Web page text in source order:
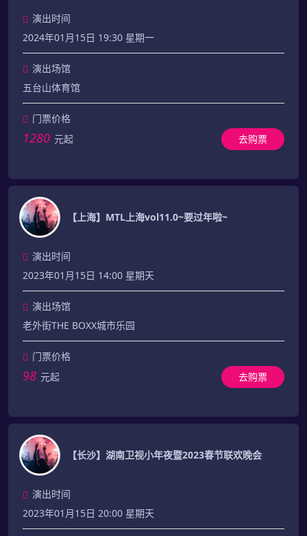
演出时间
2024年01月15日 19:30 星期一
演出场馆
五台山体育馆
门票价格
1280 元起 去购票
【上海】MTL上海vol11.0~要过年啦~
演出时间
2023年01月15日 14:00 星期天
演出场馆
老外街THE BOXX城市乐园
门票价格
98 元起 去购票
【长沙】湖南卫视小年夜暨2023春节联欢晚会
演出时间
2023年01月15日 20:00 星期天